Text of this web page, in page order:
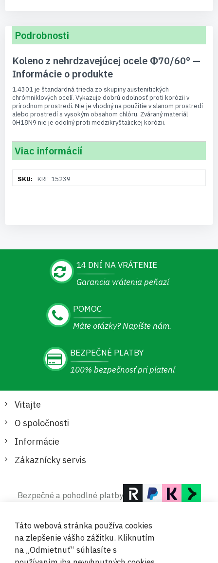
Podrobnosti
Koleno z nehrdzavejúcej ocele Φ70/60° —
Informácie o produkte
1.4301 je štandardná trieda zo skupiny austenitických
chrómniklových ocelí. Vykazuje dobrú odolnosť proti korózii v
prírodnom prostredí. Nie je vhodný na použitie v slanom prostredí
alebo prostredí s vysokým obsahom chlóru. Zváraný materiál
0H18N9 nie je odolný proti medzikryštalickej korózii.
Viac informácií
informáciíKRF-15239
14 DNÍ NA VRÁTENIE
Garancia vrátenia peňazí
POMOC
Máte otázky? Napíšte nám.
BEZPEČNÉ PLATBY
100% bezpečnosť pri platení
Vitajte
O spoločnosti
Informácie
Zákaznícky servis
Bezpečné a pohodlné platby
Táto webová stránka používa cookies
na zlepšenie vášho zážitku. Kliknutím
na „Odmietnuť“ súhlasíte s